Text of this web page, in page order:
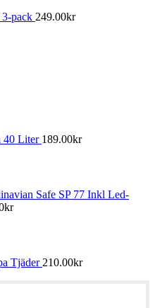
pack 249.00kr
40 Liter 189.00kr
Safe SP 77 Inkl Led-
kr
Tjäder210.00kr